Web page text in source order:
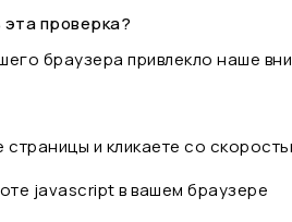
проверка?
браузера привлекло наше
страницы и кликаете со
javascript в вашем браузере